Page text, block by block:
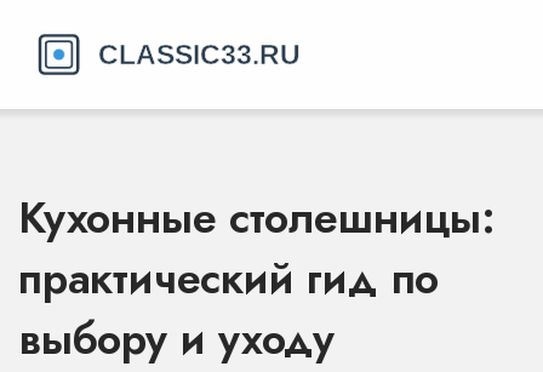
Кухонные столешницы:
практический гид по
выбору и уходу